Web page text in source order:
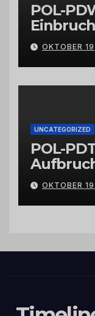
POL-
Wittlich
OKTOBER
UNCATEGORIZED
POL-
OKTOBER